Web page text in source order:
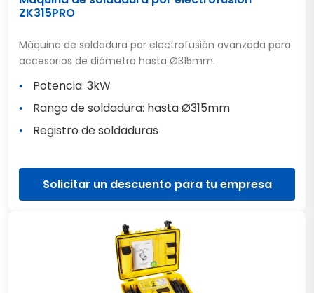
ZK315PRO
Máquina de soldadura por electrofusión avanzada para
accesorios de diámetro hasta Ø315mm.
Potencia: 3kW
Rango de soldadura: hasta Ø315mm
Registro de soldaduras
Solicitar un descuento para tu empresa